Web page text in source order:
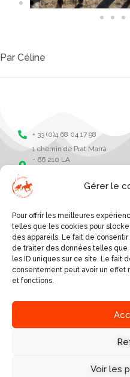
Gérer le
Pour offrir les meilleures
telles que les cookies pour
des appareils. Le fait de
de traiter des données telles
les ID uniques sur ce site. Le fait
consentement peut avoir un
et fonctions.
Voir les
Par Céline
+ 33 (0)4 68 04 17 98
1 chemin de Prat Marra
- 66 210 LA
Pyrénées Orientales
Chevaux de la
tramontane
A PROPOS